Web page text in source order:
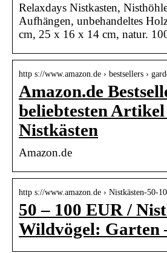
Relaxdays Nistkasten,
Aufhängen, unbehandeltes
cm, 25 x 16 x 14 cm, natur.
http s://www.amazon.de › bestsellers ›
Amazon.de
beliebtesten
Nistkästen
Amazon.de
http s://www.amazon.de › Nistkästen-50-
50 – 100 EUR /
Wildvögel: Garten